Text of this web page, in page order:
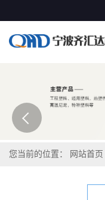
您当前的位置： 网站首页